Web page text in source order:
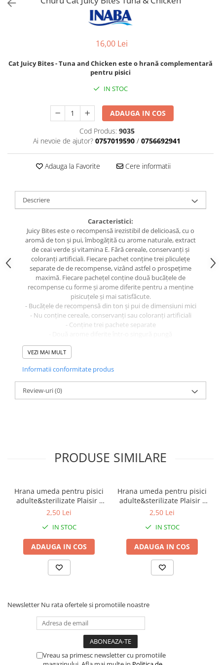
Orijen
Recompense caini
Batoane branza Yak
Castroane si Dozatoare
Culcusuri
Custi si Genti de Transport
Diete veterinare
Inghetata
Lese, Zgarzi & Hamuri
Perii si Piepteni
Produse Igiena si Ingrijire
Saltele cu efect de racire
16,00 Lei
Cat Juicy Bites - Tuna and Chicken este o hrană complementară
pentru pisici
IN STOC
ADAUGA IN COS
Cod Produs: 9035
Ai nevoie de ajutor? 0757019590 / 0756692941
Adauga la Favorite Cere informatii
Descriere
Caracteristici:
Juicy Bites este o recompensă irezistibil de delicioasă, cu o
aromă de ton și pui, îmbogățită cu arome naturale, extract
de ceai verde și vitamina E. Fără cereale, conservanți și
coloranți artificiali. Fiecare pachet conține trei pliculețe
separate de de recompense, vizând astfel o prospețime
maximă. Fiecare pachețel conține două bucățele de
recompense cu forme și arome diferite pentru a menține
pisicuțele și mai satisfăcute.
- Bucățele de recompensă din ton și pui de dimensiuni mici
- Nu conține cereale, conservanți sau coloranți artificiali
- Conține trei pachete separate
Pui, ton, aromă naturală de pui, aromă naturală de ton,
ceai verde.
VEZI MAI MULT
Informatii conformitate produs
Review-uri(0)
PRODUSE SIMILARE
Hrana umeda pentru pisici
adulte&sterilizate Plaisir -
vita&curcan 100g
2,50 Lei
IN STOC
ADAUGA IN COS
Hrana umeda pentru pisici
adulte&sterilizate Plaisir -
pui&ficat 100g
2,50 Lei
IN STOC
ADAUGA IN COS
Newsletter Nu rata ofertele si promotiile noastre
Vreau sa primesc newsletter cu promotiile